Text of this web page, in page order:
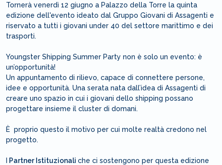
Tornerà venerdì 12 giugno a Palazzo della Torre la quinta
edizione dell'evento ideato dal Gruppo Giovani di Assagenti e
riservato a tutti i giovani under 40 del settore marittimo e dei
trasporti.
Youngster Shipping Summer Party non è solo un evento: è
un’opportunità!
Un appuntamento di rilievo, capace di connettere persone,
idee e opportunità. Una serata nata dall’idea di Assagenti di
creare uno spazio in cui i giovani dello shipping possano
progettare insieme il cluster di domani.
È proprio questo il motivo per cui molte realtà credono nel
progetto.
I Partner Istituzionali che ci sostengono per questa edizione